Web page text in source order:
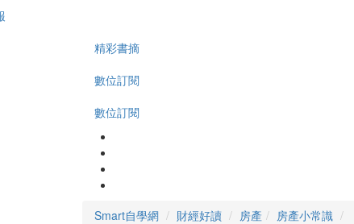
精彩書摘
數位訂閱
數位訂閱
Smart自學網 財經好讀 房產 房產小常識